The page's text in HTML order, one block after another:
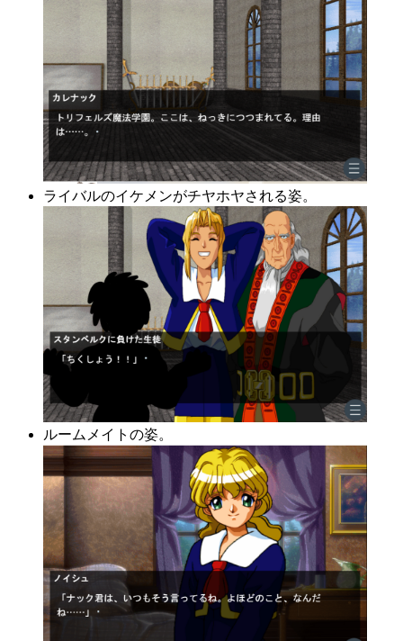
ライバルのイケメンがチヤホヤされる姿。
ルームメイトの姿。